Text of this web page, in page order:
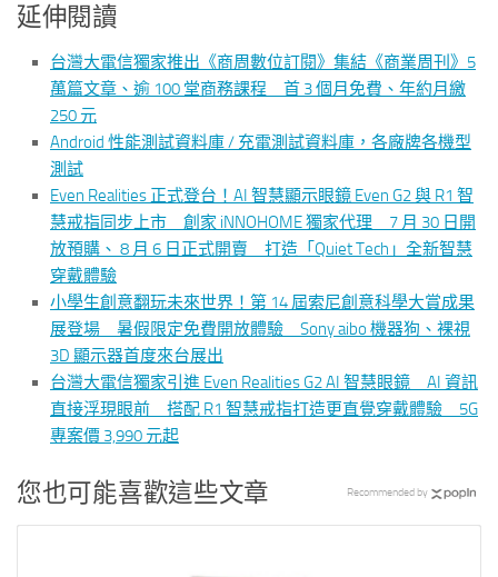
延伸閱讀
台灣大電信獨家推出《商周數位訂閱》集結《商業周刊》5
萬篇文章、逾 100 堂商務課程 首 3 個月免費、年約月繳
250 元
Android 性能測試資料庫 / 充電測試資料庫，各廠牌各機型
測試
Even Realities 正式登台！AI 智慧顯示眼鏡 Even G2 與 R1 智
慧戒指同步上市 創家 iNNOHOME 獨家代理 7 月 30 日開
放預購、 8 月 6 日正式開賣 打造「Quiet Tech」全新智慧
穿戴體驗
小學生創意翻玩未來世界！第 14 屆索尼創意科學大賞成果
展登場 暑假限定免費開放體驗 Sony aibo 機器狗、裸視
3D 顯示器首度來台展出
台灣大電信獨家引進 Even Realities G2 AI 智慧眼鏡 AI 資訊
直接浮現眼前 搭配 R1 智慧戒指打造更直覺穿戴體驗 5G
專案價 3,990 元起
您也可能喜歡這些文章 Recommended by